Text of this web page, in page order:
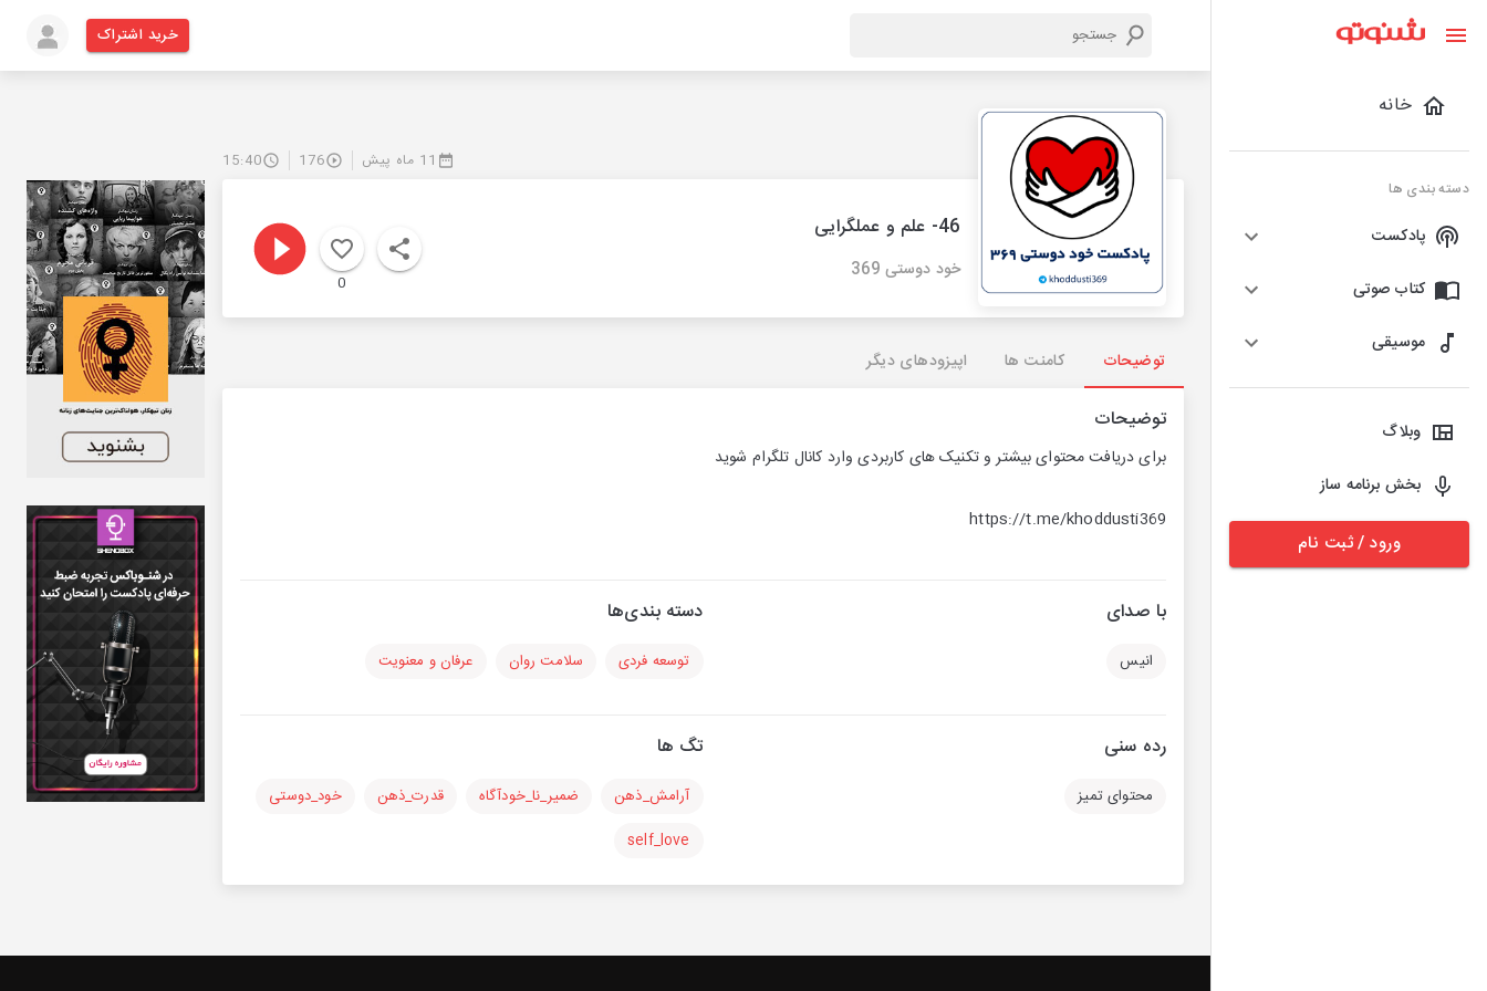
خانه
دسته بندی ها
پادکست
کتاب صوتی
موسیقی
وبلاگ
بخش برنامه ساز
ورود / ثبت نام
خرید اشتراک
11 ماه پیش 176
15:40
46- علم و عملگرایی
خود دوستی 369
0
توضیحات کامنت ها اپیزودهای دیگر
توضیحات
برای دریافت محتوای بیشتر و تکنیک های کاربردی وارد کانال تلگرام شوید
https://t.me/khoddusti369
با صدای
انیس
دسته بندی‌ها
توسعه فردی سلامت روان عرفان و معنویت
رده سنی
محتوای تمیز
تگ ها
آرامش_ذهن ضمیر_نا_خودآگاه قدرت_ذهن
خود_دوستی
self_love